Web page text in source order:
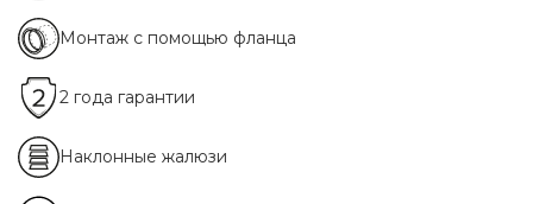
Монтаж с помощью фланца
2 года гарантии
Наклонные жалюзи